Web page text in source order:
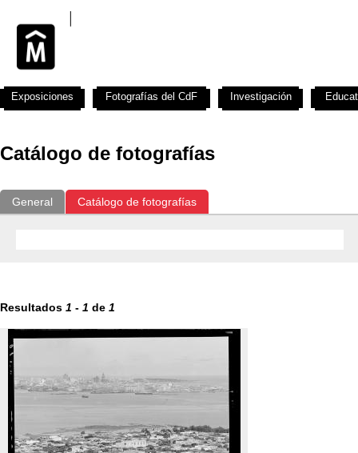
Catálogo de fotografías
General Catálogo de fotografías
Resultados 1 - 1 de 1
Exposiciones Fotografías del CdF Investigación